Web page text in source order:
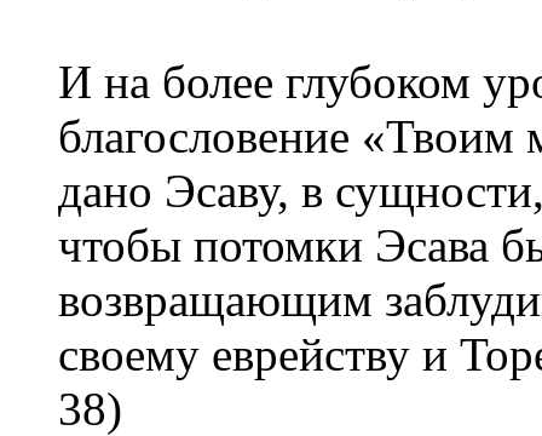
И на более глубоком
благословение
дано Эсаву, в
чтобы потомки Эсава
возвращающим
своему еврейству и
38)